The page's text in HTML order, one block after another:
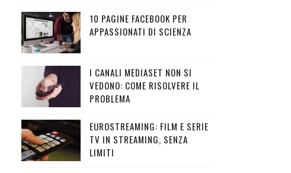
10 PAGINE FACEBOOK PER
APPASSIONATI DI SCIENZA
I CANALI MEDIASET NON SI
VEDONO: COME RISOLVERE IL
PROBLEMA
EUROSTREAMING: FILM E SERIE
TV IN STREAMING, SENZA
LIMITI